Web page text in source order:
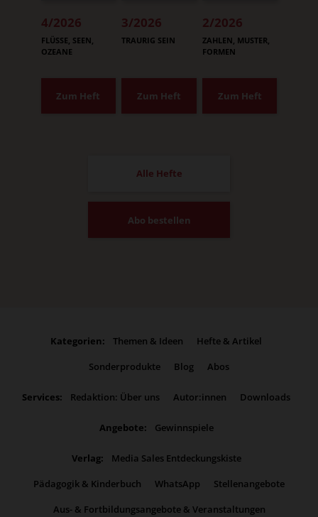
4/2026
:
FLÜSSE, SEEN,
OZEANE
Zum Heft
3/2026
:
TRAURIG SEIN
Zum Heft
2/2026
:
ZAHLEN, MUSTER,
FORMEN
Zum Heft
Alle Hefte
Abo bestellen
Kategorien: Themen & Ideen
Hefte & Artikel
Sonderprodukte
Blog Abos
Services: Redaktion: Über uns Autor:innen Downloads
Angebote: Gewinnspiele
Verlag:
Media Sales Entdeckungskiste
Pädagogik & Kinderbuch
WhatsApp
Stellenangebote
Aus- & Fortbildungsangebote & Veranstaltungen